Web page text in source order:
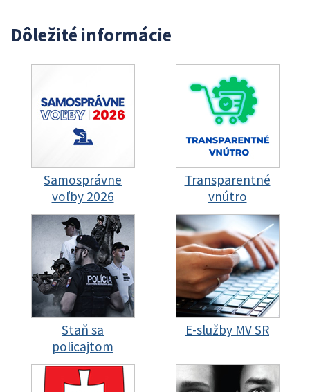
Dôležité informácie
Samosprávne
voľby 2026
Transparentné
vnútro
Staň sa
policajtom
E-služby MV SR